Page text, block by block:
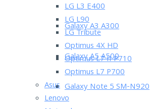
Galaxy A3 A300
Galaxy A5 A500
Galaxy Note 5 SM-N920
LG L3 E400
LG L90
LG Tribute
Optimus 4X HD
Optimus L7 II P710
Optimus L7 P700
Asus
Lenovo